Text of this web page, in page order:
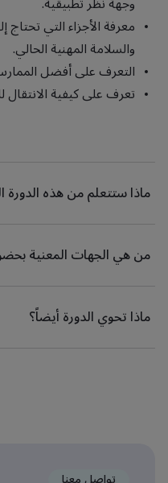
معرفة الأجزاء التي
والسلامة المهنية الحالي.
التعرف على أفضل
تعرف على كيفية الانتقال
ماذا ستتعلم من هذه الدورة
من هي الجهات المعنية
ماذا تحوي الدورة أيضاً؟